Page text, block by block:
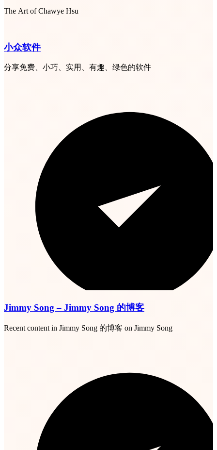
The Art of Chawye Hsu
小众软件
分享免费、小巧、实用、有趣、绿色的软件
Jimmy Song – Jimmy Song 的博客
Recent content in Jimmy Song 的博客 on Jimmy Song